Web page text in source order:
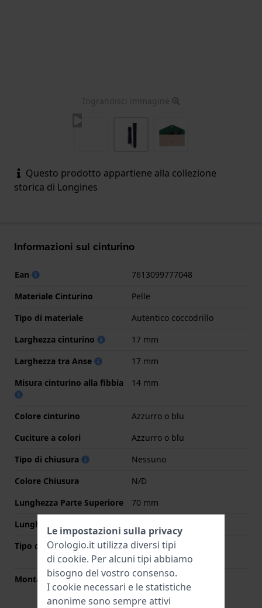
Ingrandisci immagine
Questo prodotto appartiene alla collezione
storica di Longines
Informazioni sul cinturino
Ean
7613099777048
Materiale Cinturino
Pelle
Tipo di materiale
Autentico coccodrillo
Larghezza cinturino
17 mm
Larghezza tra Anse
17 mm
Misura cinturino alla fibbia
14 mm
Colore cinturino
Azzurro o blu
Cuciture a colori
Azzurro o blu
Tipo di chiusura
Nessuno
Colore Chiusura
N/D
Lunghezza Parte Superiore
70 mm
Lunghezza Parte Inferiore
Tipo di montatura
Perni a molla a sgancio
rapido
Montatura dritta
Si
Le impostazioni sulla privacy
Orologio.it utilizza diversi tipi
di cookie. Per alcuni tipi abbiamo
bisogno del vostro consenso.
I cookie necessari e le statistiche
anonime sono sempre attivi